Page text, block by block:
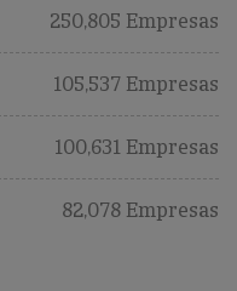
250,805 Empresas
105,537 Empresas
100,631 Empresas
82,078 Empresas